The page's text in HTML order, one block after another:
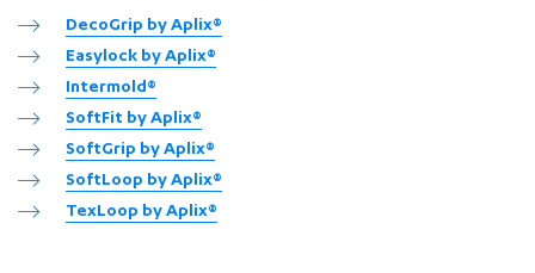
DecoGrip by Aplix®
Easylock by Aplix®
Intermold®
SoftFit by Aplix®
SoftGrip by Aplix®
SoftLoop by Aplix®
TexLoop by Aplix®